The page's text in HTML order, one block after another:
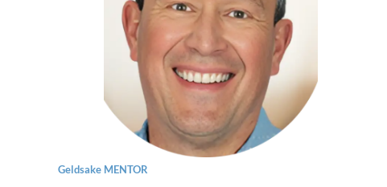
Geldsake MENTOR